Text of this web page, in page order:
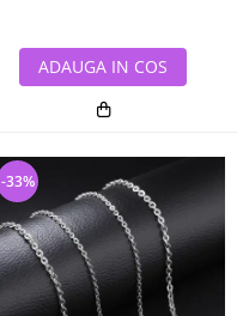
ADAUGA IN COS
-33%